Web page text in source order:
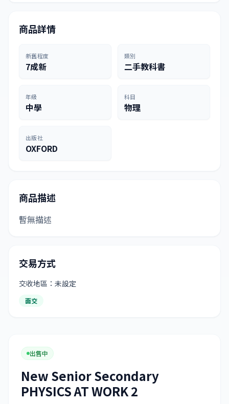
商品詳情
新舊程度
7成新
類別
二手教科書
年級
中學
科目
物理
出版社
OXFORD
商品描述
暫無描述
交易方式
交收地區：未設定
面交
出售中
New Senior Secondary
PHYSICS AT WORK 2